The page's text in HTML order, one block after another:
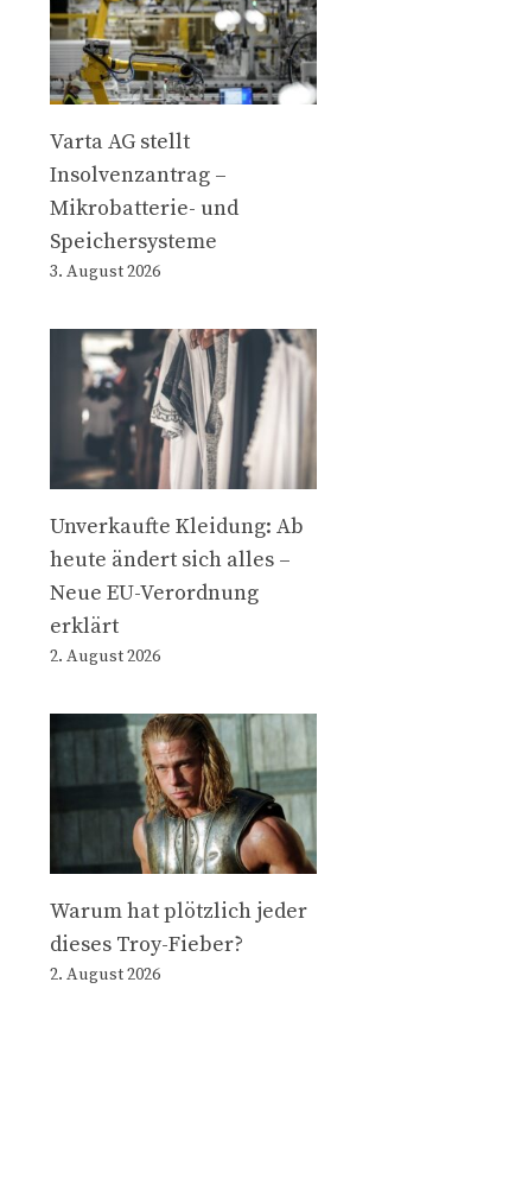
Varta AG stellt
Insolvenzantrag –
Mikrobatterie- und
Speichersysteme
3. August 2026
Unverkaufte Kleidung: Ab
heute ändert sich alles –
Neue EU-Verordnung
erklärt
2. August 2026
Warum hat plötzlich jeder
dieses Troy-Fieber?
2. August 2026